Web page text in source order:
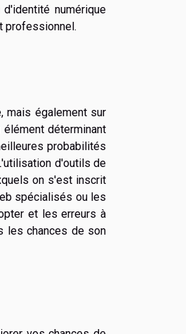
numérique
professionnel.
mais également sur
déterminant
probabilités
d'outils de
on s'est inscrit
spécialisés ou les
et les erreurs à
les chances de son